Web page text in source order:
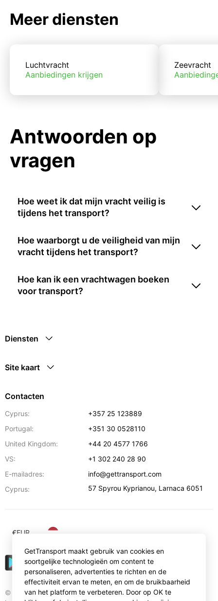
Meer diensten
Luchtvracht
Aanbiedingen krijgen
Zeevracht
Antwoorden op
vragen
Hoe weet ik dat mijn vracht veilig is
tijdens het transport?
Hoe waarborgt u de veiligheid van mijn
vracht tijdens het transport?
Hoe kan ik een vrachtwagen boeken
voor transport?
Diensten
Site kaart
Contacten
Cyprus:
+357 25 123889
Portugal:
+351 30 0528110
United Kingdom:
+44 20 4577 1766
VS:
+1 302 240 28 90
E-mailadres:
info@gettransport.com
Cyprus:
57 Spyrou Kyprianou, Larnaca 6051
© Gettransport International Limited. GetTransport®
€EUR
GetTransport maakt gebruik van cookies en
soortgelijke technologieën om content te
personaliseren, advertenties te richten en de
effectiviteit ervan te meten, en om de bruikbaarheid
van het platform te verbeteren. Door op OK te